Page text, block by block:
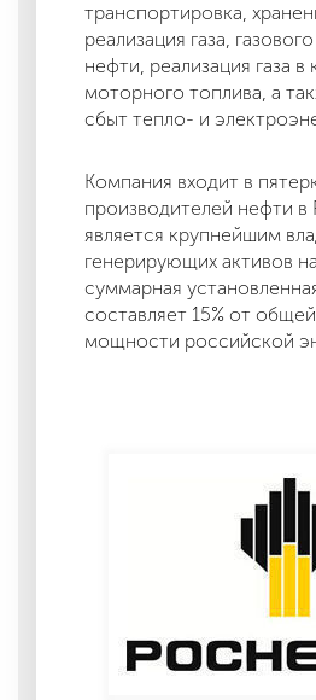
транспортировка,
реализация газа,
нефти, реализация газа в
моторного топлива, а
сбыт тепло- и
Компания входит в
производителей нефти в
является крупнейшим
генерирующих активов
суммарная
составляет 15% от
мощности российской